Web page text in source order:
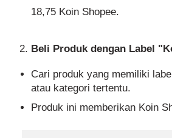
18,75 Koin Shopee.
Beli Produk dengan Label
Cari produk yang memiliki
atau kategori tertentu.
Produk ini memberikan Koin